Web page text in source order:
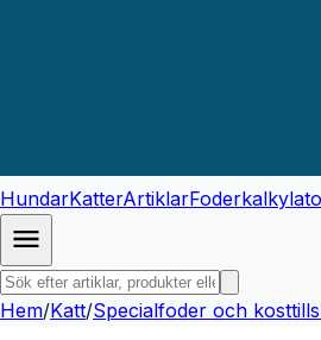
HundarKatterArtiklar
Hem/Katt/Specialfoder och